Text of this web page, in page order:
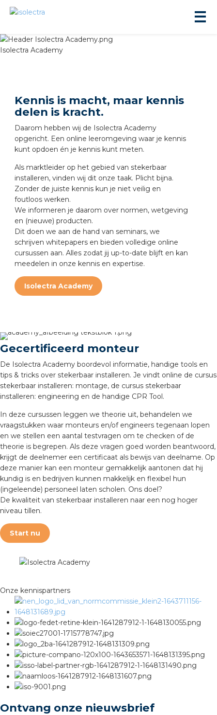
installeren
installeren
installeren
installeren in beton
installeren in de tuinbouw
stekerbare vlakkabel
GST®
RST®
Isolectra Academy
Kennis is macht, maar kennis
delen is kracht.
Daarom hebben wij de Isolectra Academy
opgericht. Een online leeromgeving waar je kennis
kunt opdoen én je kennis kunt meten.
Als marktleider op het gebied van stekerbaar
installeren, vinden wij dit onze taak. Plicht bijna.
Zonder de juiste kennis kun je niet veilig en
foutloos werken.
We informeren je daarom over normen, wetgeving
en (nieuwe) producten.
Dit doen we aan de hand van seminars, we
schrijven whitepapers en bieden volledige online
cursussen aan. Alles zodat jij up-to-date blijft en kan
meedelen in onze kennis en expertise.
Isolectra Academy
Gecertificeerd monteur
De Isolectra Academy boordevol informatie, handige tools en
tips & tricks over stekerbaar installeren. Je vindt online de cursus
stekerbaar installeren: montage, de cursus stekerbaar
installeren: engineering en de handige CPR Tool.
In deze cursussen leggen we theorie uit, behandelen we
vraagstukken waar monteurs en/of engineers tegenaan lopen
en we stellen een aantal testvragen om te checken of de
theorie is begrepen. Als deze vragen goed worden beantwoord,
krijgt de deelnemer een certificaat als bewijs van deelname. Op
deze manier kan een monteur gemakkelijk aantonen dat hij
kundig is en bedrijven kunnen makkelijk en flexibel hun
(ingeleende) personeel laten scholen. Ons doel?
De kwaliteit van stekerbaar installeren naar een nog hoger
niveau tillen.
Start nu
Onze kennispartners
Ontvang onze nieuwsbrief